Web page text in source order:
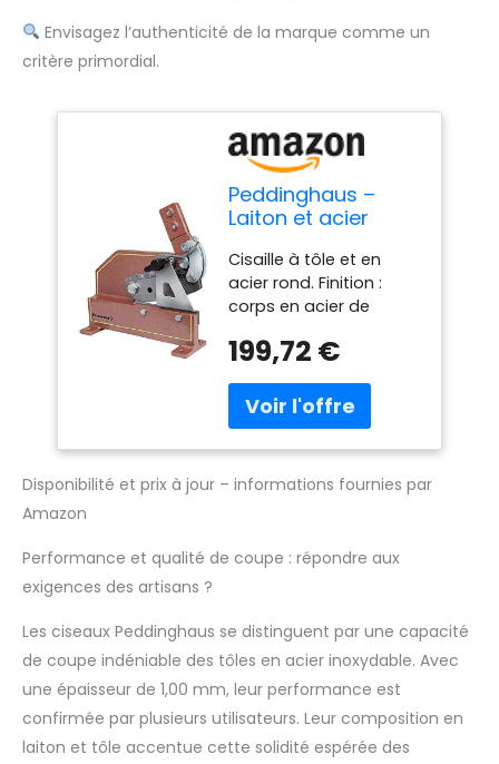
Envisagez l’authenticité de la marque comme un
critère primordial.
Peddinghaus –
Laiton et acier
mm 1d 5/2
Cisaille à tôle et en
acier rond. Finition :
corps en acier de
lames trempées,
une coupe précise. Le
passage léger de la
tôle facilite la coupe et
dans des longueurs
avec levier de sécurité
prise en main optimale.
Fixation sécurisée pieds
perforés possibles :
entraxe 72 mm, trou Ø
12 mm. Utilisation : pour
couper et polir les tôles,
199,72 €
Disponibilité et prix à jour – informations fournies par
Amazon
Performance et qualité de coupe : répondre aux
exigences des artisans ?
Les ciseaux Peddinghaus se distinguent par une capacité
de coupe indéniable des tôles en acier inoxydable. Avec
une épaisseur de 1,00 mm, leur performance est
confirmée par plusieurs utilisateurs. Leur composition en
laiton et tôle accentue cette solidité espérée des